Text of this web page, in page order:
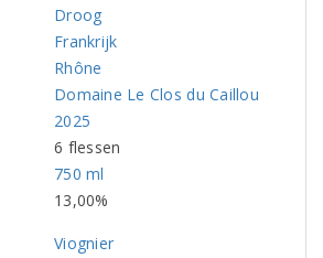
Droog
Frankrijk
Rhône
Domaine Le Clos du Caillou
2025
6 flessen
750 ml
13,00%
Viognier